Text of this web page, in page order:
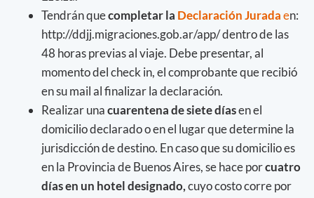
Tendrán quecompletar la Declaración Juradaen:
http://ddjj.migraciones.gob.ar/app/ dentro de las
48 horas previas al viaje. Debe presentar, al
momento del check in, el comprobante que recibió
en su mail al finalizar la declaración.
Realizar unacuarentena de siete díasen el
domicilio declarado o en el lugar que determine la
jurisdicción de destino. En caso que su domicilio es
en la Provincia de Buenos Aires, se hace porcuatro
días en un hotel designado,cuyo costo corre por